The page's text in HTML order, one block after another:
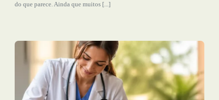
do que parece. Ainda que muitos [...]